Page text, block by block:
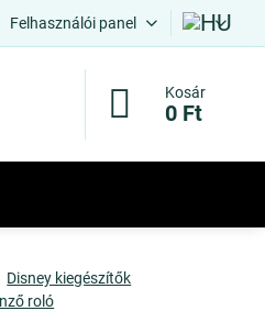
Felhasználói panel
Kosár
0 Ft
Disney kiegészítők
roló